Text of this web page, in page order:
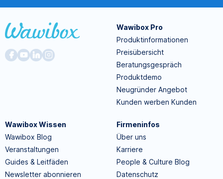
Wawibox Pro
Produktinformationen
Preisübersicht
Beratungsgespräch
Produktdemo
Neugründer Angebot
Kunden werben Kunden
Wawibox Wissen
Wawibox Blog
Veranstaltungen
Guides & Leitfäden
Newsletter abonnieren
Firmeninfos
Über uns
Karriere
People & Culture Blog
Datenschutz